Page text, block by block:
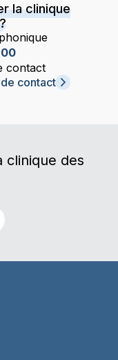
la clinique
contact
contact
clinique des